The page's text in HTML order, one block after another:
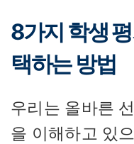
8가지 학생
택하는 방법
우리는 올바른
을 이해하고 있